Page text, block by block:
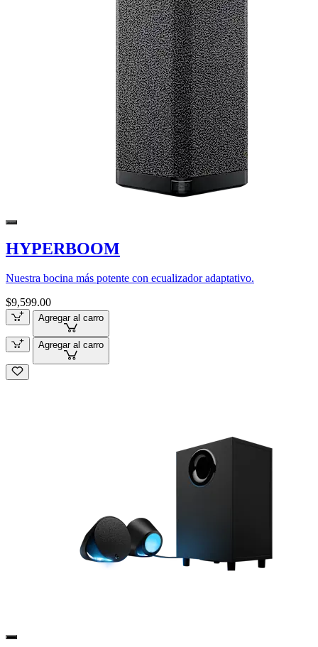
HYPERBOOM
Nuestra bocina más potente con ecualizador adaptativo.
$9,599.00
Agregar al carro
Agregar al carro